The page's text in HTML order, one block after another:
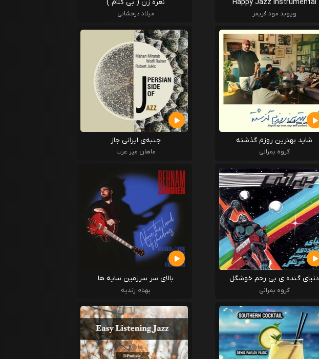
Happy Jazz Instrumental
Relaxing Music
ویوید مود فریمز
نعره زن ( بی کلام )
میلاد درخشانی
شاید بهترین روزم گذشته
گروه بمرانی
جنبه‌ی ایرانی جاز
ماهان میر عرب
دنیای گنده ی بی رحم خوشگل
گروه بمرانی
بالای سر سرزمین سایه ها
بهنام زندیه